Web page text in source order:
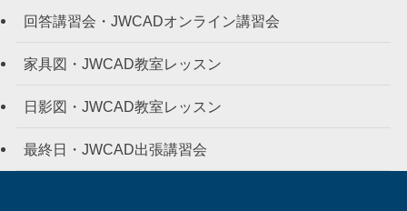
回答講習会・JWCADオンライン講習会
家具図・JWCAD教室レッスン
日影図・JWCAD教室レッスン
最終日・JWCAD出張講習会